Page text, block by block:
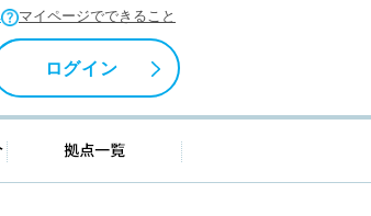
マイページでできること
ログイン
キャリアアドバイザー紹介 拠点一覧